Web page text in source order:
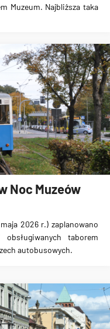
Muzeum. Najbliższa taka
Noc Muzeów
2026 r.) zaplanowano
taborem
autobusowych.